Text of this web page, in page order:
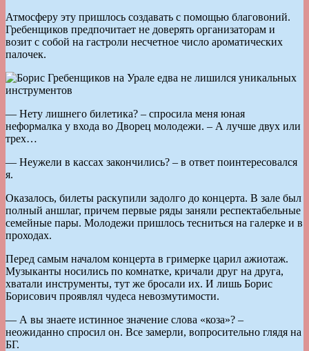
Атмосферу эту пришлось создавать с помощью благовоний.
Гребенщиков предпочитает не доверять организаторам и
возит с собой на гастроли несчетное число ароматических
палочек.
— Нету лишнего билетика? – спросила меня юная
неформалка у входа во Дворец молодежи. – А лучше двух или
трех…
— Неужели в кассах закончились? – в ответ поинтересовался
я.
Оказалось, билеты раскупили задолго до концерта. В зале был
полный аншлаг, причем первые ряды заняли респектабельные
семейные пары. Молодежи пришлось тесниться на галерке и в
проходах.
Перед самым началом концерта в гримерке царил ажиотаж.
Музыканты носились по комнатке, кричали друг на друга,
хватали инструменты, тут же бросали их. И лишь Борис
Борисович проявлял чудеса невозмутимости.
— А вы знаете истинное значение слова «коза»? –
неожиданно спросил он. Все замерли, вопросительно глядя на
БГ.